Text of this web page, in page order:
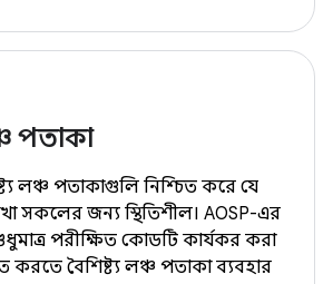
পতাকা
লঞ্চ পতাকাগুলি নিশ্চিত করে যে
সকলের জন্য স্থিতিশীল। AOSP-এর
পরীক্ষিত কোডটি কার্যকর করা
করতে বৈশিষ্ট্য লঞ্চ পতাকা ব্যবহার